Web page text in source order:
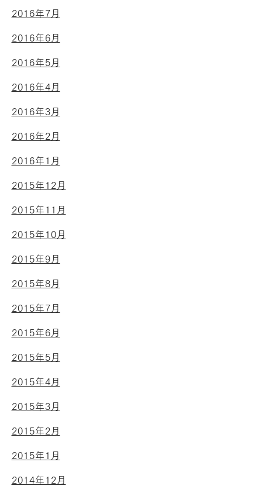
2016年7月
2016年6月
2016年5月
2016年4月
2016年3月
2016年2月
2016年1月
2015年12月
2015年11月
2015年10月
2015年9月
2015年8月
2015年7月
2015年6月
2015年5月
2015年4月
2015年3月
2015年2月
2015年1月
2014年12月